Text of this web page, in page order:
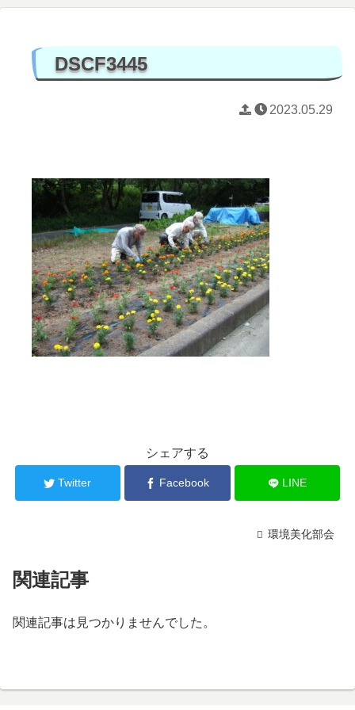
DSCF3445
2023.05.29
シェアする
Twitter Facebook LINE
環境美化部会
関連記事
関連記事は見つかりませんでした。